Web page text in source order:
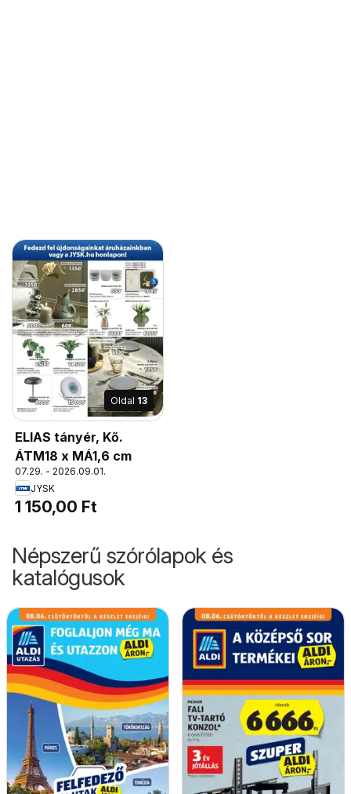
Oldal 13
ELIAS tányér, Kő.
ÁTM18 x MÁ1,6 cm
07.29. - 2026.09.01.
JYSK
1 150,00 Ft
Népszerű szórólapok és
katalógusok